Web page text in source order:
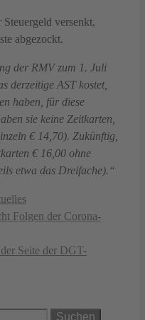
versenkt,
abgezockt.
der RMV zum 1. Juli
derzeitige AST kostet,
haben, für diese
sie keine Zeitkarten,
€ 14,70). Zukünftig,
€ 16,00 ohne
etwa das Dreifache).“
Folgen der Corona-
Seite der DGT-